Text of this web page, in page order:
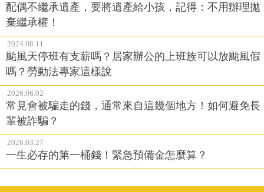
配偶不繼承遺產，要將遺產給小孩，記得：不用辦理拋
棄繼承權！
2024.08.11
颱風天停班有支薪嗎？居家辦公的上班族可以放颱風假
嗎？勞動法專家這樣說
2026.06.02
常見會被騙走的錢，通常來自這幾個地方！如何避免長
輩被詐騙？
2026.03.27
一生必存的第一桶錢！緊急預備金怎麼算？